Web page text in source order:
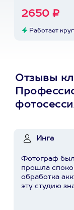
2650 ₽
Работает
Отзывы
Инга
Фотограф
прошла
обработка
эту студию